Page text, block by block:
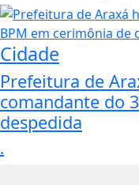
Cidade
Prefeitura de
comandante do
despedida
.